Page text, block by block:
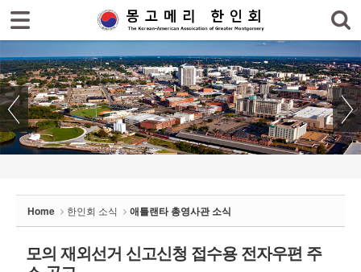
Home 한인회 소식 애틀랜타 총영사관 소식
모의 재외선거 신고신청 접수용 전자우편 주
로그인 회원가입
한인회
한인회 소식
- 공지사항
- 몽고메리 한인회 이모저모
- 사진으로 보는 한인회
Sketchbook5, 스케치북5
Sketchbook5, 스케치북5